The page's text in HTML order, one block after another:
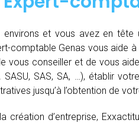
et vous avez en tête
comptable Genas vous aide
vous conseiller et de vous
SASU, SAS, SA, …), établir
jusqu’à l’obtention de
création d’entreprise,